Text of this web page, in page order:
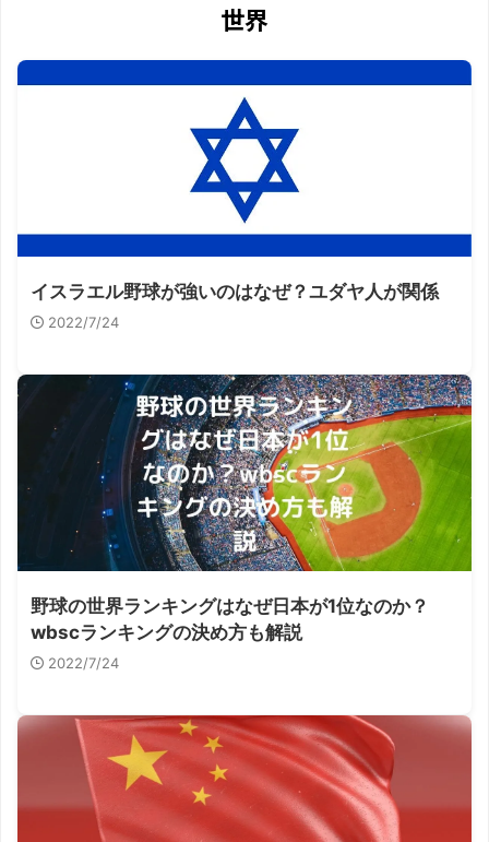
世界
イスラエル野球が強いのはなぜ？ユダヤ人が関係
2022/7/24
野球の世界ランキングはなぜ日本が1位なのか？
wbscランキングの決め方も解説
2022/7/24